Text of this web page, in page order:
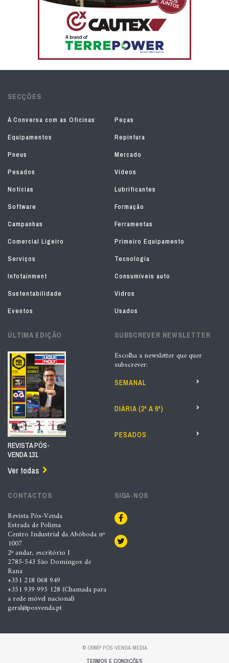
SECÇÕES
À Conversa com as Oficinas
Peças
Equipamentos
Repintura
Pneus
Mercado
Pesados
Vídeos
Notícias
Lubrificantes
Software
Formação
Campanhas
Ferramentas
Comercial Ligeiro
Primeiro Equipamento
Serviços
Tecnologia
Infotainment
Consumíveis auto
Sustentabilidade
Vidros
Eventos
Usados
ÚLTIMA EDIÇÃO
REVISTA PÓS-
VENDA 131
Ver todas
SUBSCREVER NEWSLETTER
Escolha a newsletter que quer
subscrever:
SEMANAL
DIÁRIA (2ª A 6ª)
PESADOS
CONTACTOS
Revista Pós-Venda
Estrada de Polima
Centro Industrial da Abóboda nº
1007
2º andar, escritório I
2785-543 São Domingos de
Rana
+351 218 068 949
+351 939 995 128 (Chamada para
a rede móvel nacional)
geral@posvenda.pt
SIGA-NOS
© ORMP PÓS-VENDA MEDIA
TERMOS E CONDIÇÕES